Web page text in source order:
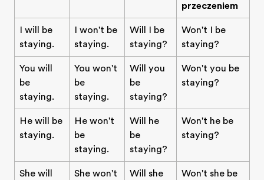
przeczeniem
I will be
staying.
I won't be
staying.
Will I be
staying?
Won't I be
staying?
You will
be
staying.
You won't
be
staying.
Will you
be
staying?
Won't you be
staying?
He will be
staying.
He won't
be
staying.
Will he
be
staying?
Won't he be
staying?
She will
She won't
Will she
Won't she be